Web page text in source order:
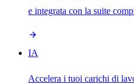
e integrata con la suite
IA
Accelera i tuoi carichi di